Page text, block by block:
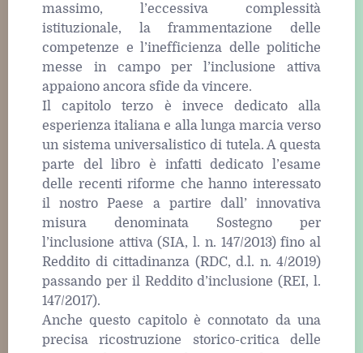
massimo, l’eccessiva complessità
istituzionale, la frammentazione delle
competenze e l’inefficienza delle politiche
messe in campo per l’inclusione attiva
appaiono ancora sfide da vincere.
Il capitolo terzo è invece dedicato alla
esperienza italiana e alla lunga marcia verso
un sistema universalistico di tutela. A questa
parte del libro è infatti dedicato l’esame
delle recenti riforme che hanno interessato
il nostro Paese a partire dall’ innovativa
misura denominata Sostegno per
l’inclusione attiva (SIA, l. n. 147/2013) fino al
Reddito di cittadinanza (RDC, d.l. n. 4/2019)
passando per il Reddito d’inclusione (REI, l.
147/2017).
Anche questo capitolo è connotato da una
precisa ricostruzione storico-critica delle